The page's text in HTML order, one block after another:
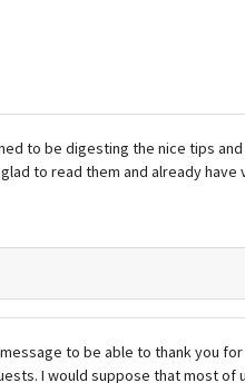
to be digesting the nice tips
to read them and already
to be able to thank you
I would suppose that most